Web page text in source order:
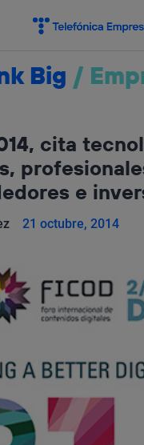
Big /
cita
e
21 octubre, 2014